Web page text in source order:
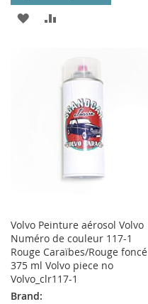
AJOUTER
D’ENVIE
COMPARATEUR
Volvo Peinture aérosol Volvo
Numéro de couleur 117-1
Rouge Caraïbes/Rouge foncé
375 ml Volvo piece no
Volvo_clr117-1
Brand: